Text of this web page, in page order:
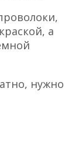
а
нужно